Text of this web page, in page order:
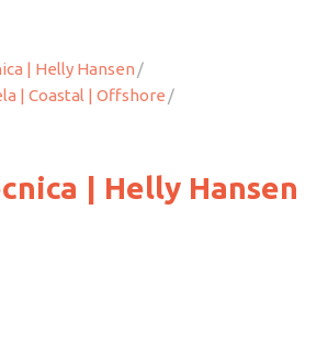
| Helly Hansen
| Coastal | Offshore
| Helly Hansen